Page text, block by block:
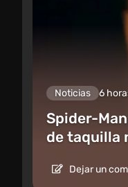
Noticias 6
Spider-
de taquilla
Dejar un